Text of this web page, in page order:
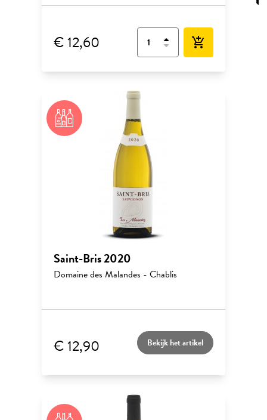
€ 12,60 add_shopping_cart
Saint-Bris 2020
Domaine des Malandes - Chablis
€ 12,90 Bekijk het artikel